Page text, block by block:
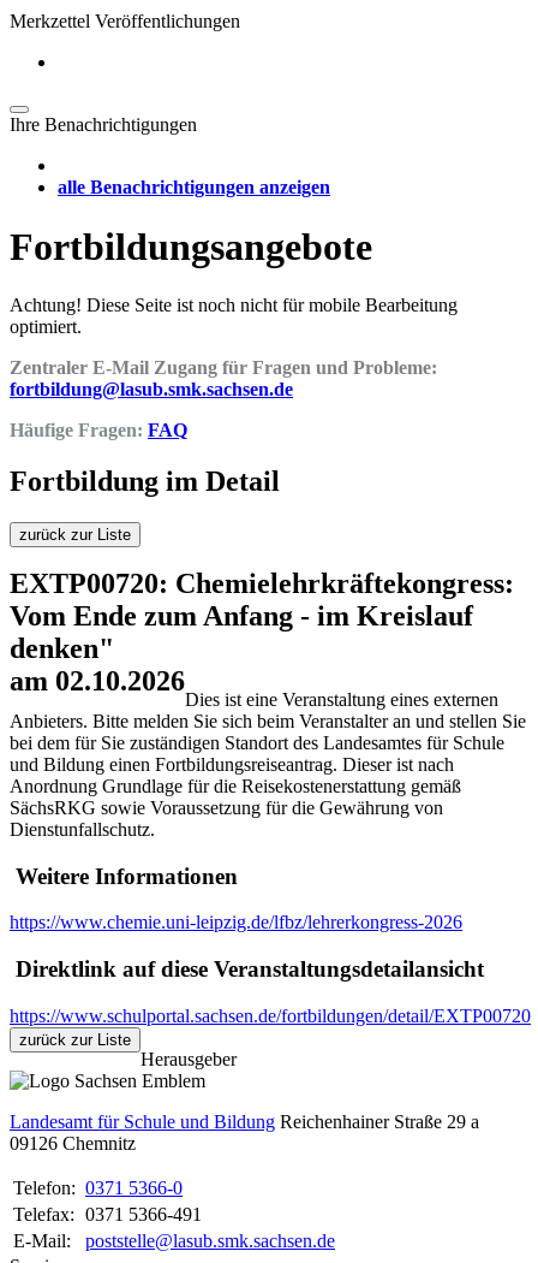
Merkzettel Veröffentlichungen
Ihre Benachrichtigungen
alle Benachrichtigungen anzeigen
Fortbildungsangebote
Achtung! Diese Seite ist noch nicht für mobile Bearbeitung
optimiert.
Zentraler E-Mail Zugang für Fragen und Probleme:
fortbildung@lasub.smk.sachsen.de
Häufige Fragen: FAQ
Fortbildung im Detail
zurück zur Liste
EXTP00720: Chemielehrkräftekongress:
Vom Ende zum Anfang - im Kreislauf
denken"
am 02.10.2026
Dies ist eine Veranstaltung eines externen
Anbieters. Bitte melden Sie sich beim Veranstalter an und stellen Sie
bei dem für Sie zuständigen Standort des Landesamtes für Schule
und Bildung einen Fortbildungsreiseantrag. Dieser ist nach
Anordnung Grundlage für die Reisekostenerstattung gemäß
SächsRKG sowie Voraussetzung für die Gewährung von
Dienstunfallschutz.
Weitere Informationen
https://www.chemie.uni-leipzig.de/lfbz/lehrerkongress-2026
Direktlink auf diese Veranstaltungsdetailansicht
https://www.schulportal.sachsen.de/fortbildungen/detail/EXTP00720
zurück zur Liste
Herausgeber
Landesamt für Schule und Bildung Reichenhainer Straße 29 a
09126 Chemnitz
Telefon: 0371 5366-0
Telefax: 0371 5366-491
E-Mail:
poststelle@lasub.smk.sachsen.de